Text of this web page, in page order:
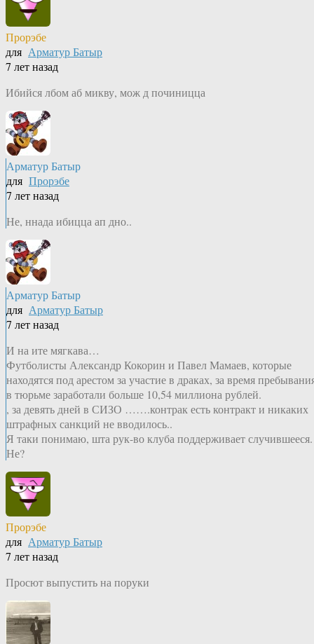
Прорэбе
для Арматур Батыр
7 лет назад
Ибийся лбом аб микву, мож д починицца
Арматур Батыр
для Прорэбе
7 лет назад
Не, ннада ибицца ап дно..
Арматур Батыр
для Арматур Батыр
7 лет назад
И на ите мягкава…
Футболисты Александр Кокорин и Павел Мамаев, которые
находятся под арестом за участие в драках, за время
в тюрьме заработали больше 10,54 миллиона рублей.
, за девять дней в СИЗО …….контрак есть контракт и никаких
штрафных санкций не вводилось..
Я таки понимаю, шта рук-во клуба поддерживает случившееся.
Не?
Прорэбе
для Арматур Батыр
7 лет назад
Просют выпустить на поруки